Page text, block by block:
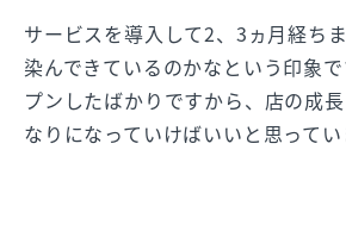
サービスを導入して2、3ヵ月経ち
染んできているのかなという印象
プンしたばかりですから、店の成
なりになっていけばいいと思ってい